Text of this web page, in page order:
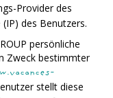
Provider des
des Benutzers.
persönliche
Zweck bestimmter
stellt diese